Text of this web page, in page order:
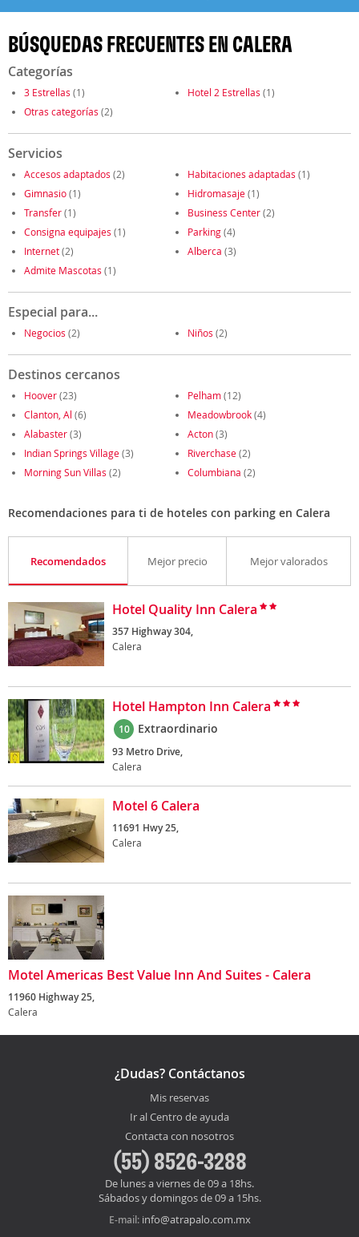
BÚSQUEDAS FRECUENTES EN CALERA
Categorías
3 Estrellas (1) Hotel 2 Estrellas (1)
Otras categorías (2)
Servicios
Accesos adaptados (2) Habitaciones adaptadas (1)
Gimnasio(1) Hidromasaje(1)
Transfer(1) Business Center(2)
Consigna equipajes (1) Parking(4)
Internet(2) Alberca (3)
Admite Mascotas (1)
Especial para...
Negocios (2) Niños (2)
Destinos cercanos
Hoover(23) Pelham(12)
Clanton, Al (6) Meadowbrook(4)
Alabaster(3) Acton(3)
Indian Springs Village(3) Riverchase(2)
Morning Sun Villas (2) Columbiana (2)
Recomendaciones para ti de hoteles con parking en Calera
Recomendados Mejor precio Mejor valorados
Hotel Quality Inn Calera
357 Highway 304,
Calera
Hotel Hampton Inn Calera
10 Extraordinario
93 Metro Drive,
Calera
Motel 6 Calera
11691 Hwy 25,
Calera
Motel Americas Best Value Inn And Suites - Calera
11960 Highway 25,
Calera
¿Dudas? Contáctanos
Mis reservas
Ir al Centro de ayuda
Contacta con nosotros
(55) 8526-3288
De lunes a viernes de 09 a 18hs.
Sábados y domingos de 09 a 15hs.
E-mail: info@atrapalo.com.mx